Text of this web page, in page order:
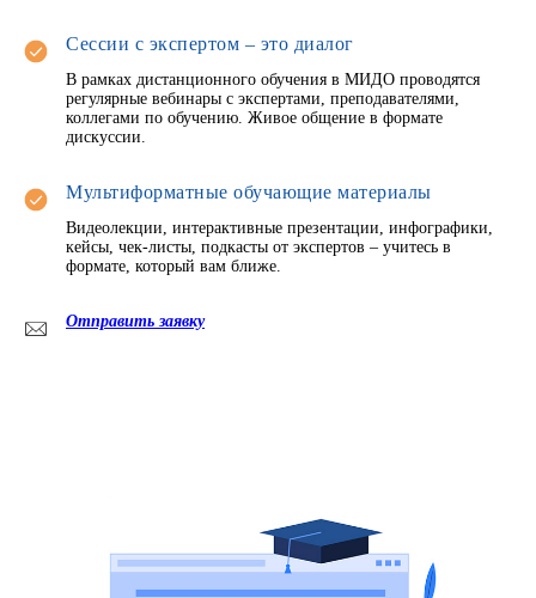
Сессии с экспертом – это диалог
В рамках дистанционного обучения в МИДО проводятся
регулярные вебинары с экспертами, преподавателями,
коллегами по обучению. Живое общение в формате
дискуссии.
Мультиформатные обучающие материалы
Видеолекции, интерактивные презентации, инфографики,
кейсы, чек-листы, подкасты от экспертов – учитесь в
формате, который вам ближе.
Отправить заявку